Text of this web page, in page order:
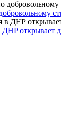
ДНР открывает